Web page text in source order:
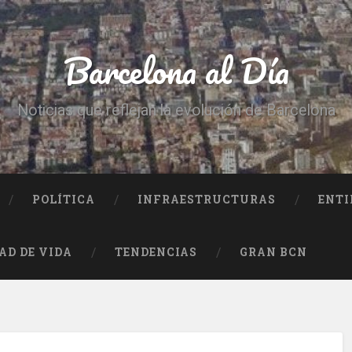
Barcelona al Día
Noticias que reflejan la evolución de Barcelona
POLÍTICA INFRAESTRUCTURAS
DE VIDA TENDENCIAS GRAN BCN